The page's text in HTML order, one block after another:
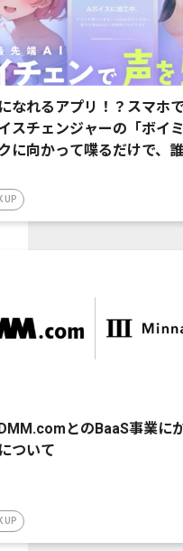
なれるアプリ！？スマホ
スチェンジャーの「ボイ
に向かって喋るだけで、
声変換が可能に。
UP
とのBaaS事業に
ついて
UP